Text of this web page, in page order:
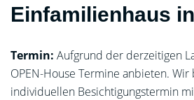
Einfamilienhaus
Termin: Aufgrund der derzeitigen
OPEN-House Termine anbieten.
individuellen Besichtigungstermin